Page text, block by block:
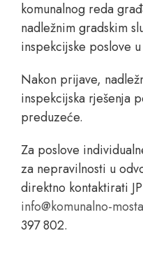
komunalnog reda
nadležnim gradskim
inspekcijske poslove
Nakon prijave,
inspekcijska rješenja
preduzeće.
Za poslove
za nepravilnosti u
direktno kontaktirati
info@komunalno-
397 802.